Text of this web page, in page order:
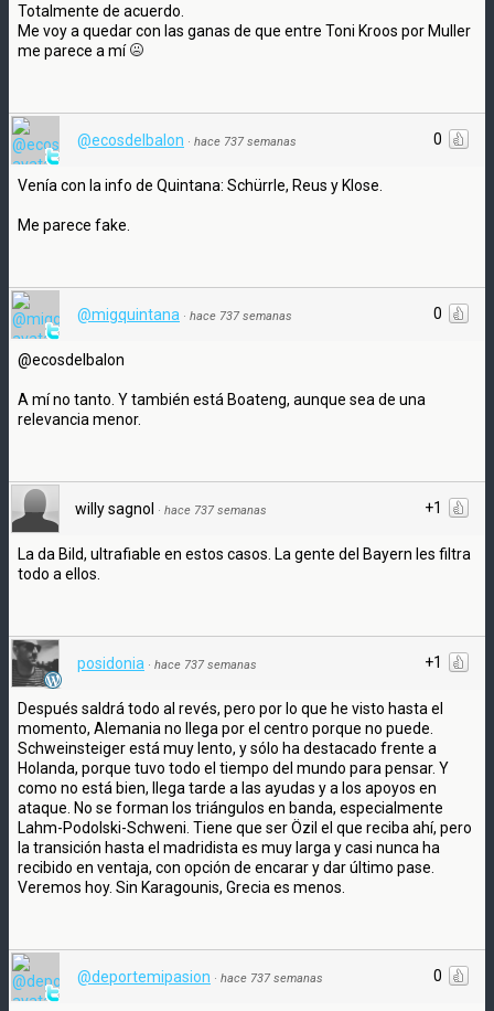
Totalmente de acuerdo.
Me voy a quedar con las ganas de que entre Toni Kroos por Muller
me parece a mí
0
@ecosdelbalon · hace 737 semanas
Venía con la info de Quintana: Schürrle, Reus y Klose.
Me parece fake.
0
@migquintana · hace 737 semanas
@ecosdelbalon
A mí no tanto. Y también está Boateng, aunque sea de una
relevancia menor.
+1
willy sagnol · hace 737 semanas
La da Bild, ultrafiable en estos casos. La gente del Bayern les filtra
todo a ellos.
+1
posidonia · hace 737 semanas
Después saldrá todo al revés, pero por lo que he visto hasta el
momento, Alemania no llega por el centro porque no puede.
Schweinsteiger está muy lento, y sólo ha destacado frente a
Holanda, porque tuvo todo el tiempo del mundo para pensar. Y
como no está bien, llega tarde a las ayudas y a los apoyos en
ataque. No se forman los triángulos en banda, especialmente
Lahm-Podolski-Schweni. Tiene que ser Özil el que reciba ahí, pero
la transición hasta el madridista es muy larga y casi nunca ha
recibido en ventaja, con opción de encarar y dar último pase.
Veremos hoy. Sin Karagounis, Grecia es menos.
0
@deportemipasion · hace 737 semanas